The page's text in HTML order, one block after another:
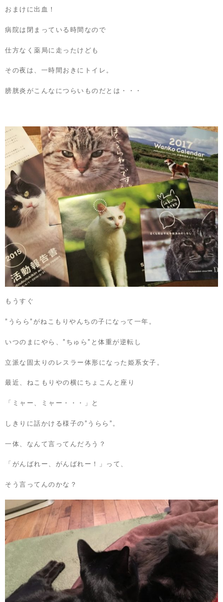
おまけに出血！
病院は閉まっている時間なので
仕方なく薬局に走ったけども
その夜は、一時間おきにトイレ。
膀胱炎がこんなにつらいものだとは・・・
もうすぐ
”うらら”がねこもりやんちの子になって一年。
いつのまにやら、”ちゅら”と体重が逆転し
立派な固太りのレスラー体形になった姫系女子。
最近、ねこもりやの横にちょこんと座り
「ミャー、ミャー・・・」と
しきりに話かける様子の”うらら”。
一体、なんて言ってんだろう？
「がんばれー、がんばれー！」って、
そう言ってんのかな？